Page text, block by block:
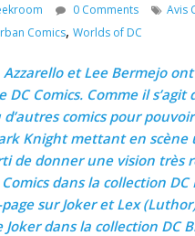
0 Comments Avis
Comics, Worlds of DC
Azzarello et Lee Bermejo
DC Comics. Comme il
d’autres comics pour
Knight mettant en
de donner une vision
dans la collection
sur Joker et Lex
dans la collection DC